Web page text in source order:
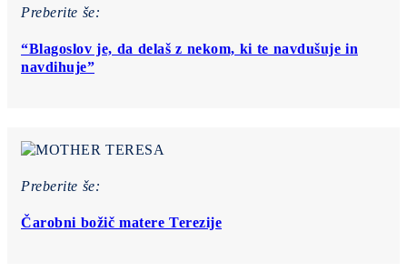
Preberite še:
“Blagoslov je, da delaš z nekom, ki te navdušuje in
navdihuje”
Preberite še:
Čarobni božič matere Terezije